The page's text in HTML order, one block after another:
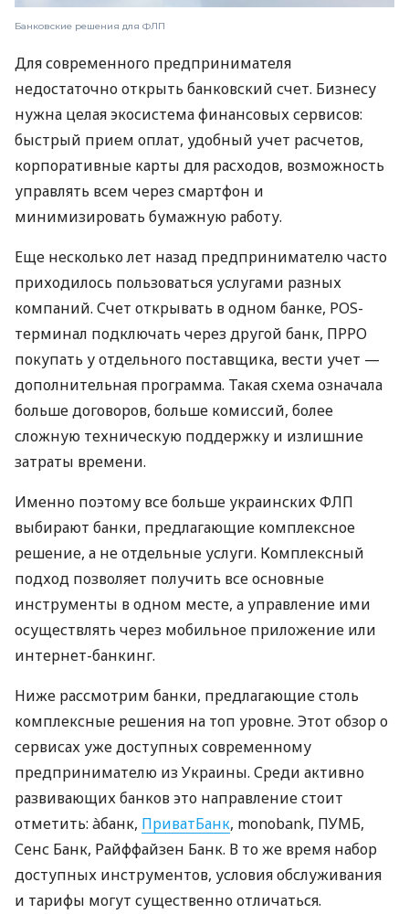
Банковские решения для ФЛП
Для современного предпринимателя
недостаточно открыть банковский счет. Бизнесу
нужна целая экосистема финансовых сервисов:
быстрый прием оплат, удобный учет расчетов,
корпоративные карты для расходов, возможность
управлять всем через смартфон и
минимизировать бумажную работу.
Еще несколько лет назад предпринимателю часто
приходилось пользоваться услугами разных
компаний. Счет открывать в одном банке, POS-
терминал подключать через другой банк, ПРРО
покупать у отдельного поставщика, вести учет —
дополнительная программа. Такая схема означала
больше договоров, больше комиссий, более
сложную техническую поддержку и излишние
затраты времени.
Именно поэтому все больше украинских ФЛП
выбирают банки, предлагающие комплексное
решение, а не отдельные услуги. Комплексный
подход позволяет получить все основные
инструменты в одном месте, а управление ими
осуществлять через мобильное приложение или
интернет-банкинг.
Ниже рассмотрим банки, предлагающие столь
комплексные решения на топ уровне. Этот обзор о
сервисах уже доступных современному
предпринимателю из Украины. Среди активно
развивающих банков это направление стоит
отметить: àбанк, ПриватБанк, monobank, ПУМБ,
Сенс Банк, Райффайзен Банк. В то же время набор
доступных инструментов, условия обслуживания
и тарифы могут существенно отличаться.